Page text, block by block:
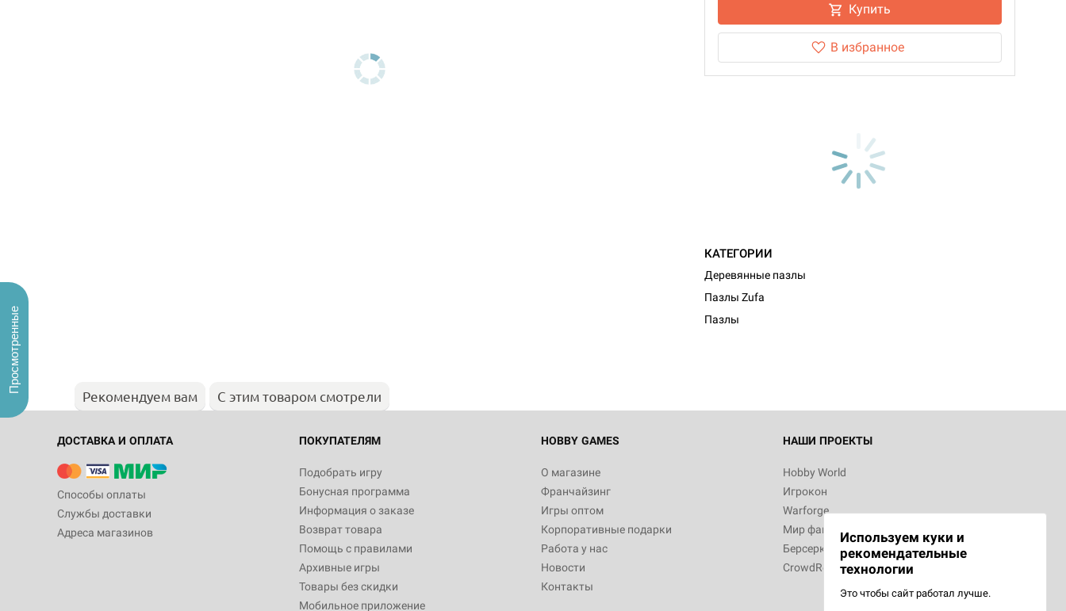
Купить
В избранное
КАТЕГОРИИ
Деревянные пазлы
Пазлы Zufa
Пазлы
Рекомендуем вам С этим товаром смотрели
ДОСТАВКА И ОПЛАТА
Способы оплаты
Службы доставки
Адреса магазинов
ПОКУПАТЕЛЯМ
Подобрать игру
Бонусная программа
Информация о заказе
Возврат товара
Помощь с правилами
Архивные игры
Товары без скидки
Мобильное приложение
HOBBY GAMES
О магазине
Франчайзинг
Игры оптом
Корпоративные подарки
Работа у нас
Новости
Контакты
НАШИ ПРОЕКТЫ
Hobby World
Игрокон
Warforge
Мир фантастики
Берсерк
CrowdRepublic
Используем куки и
рекомендательные
технологии
Это чтобы сайт работал лучше.
Просмотренные
Настольная игра Hobby World Монстры
Белая смерть
12 990
Настольная игра Hobby World Берсерк.
3 490